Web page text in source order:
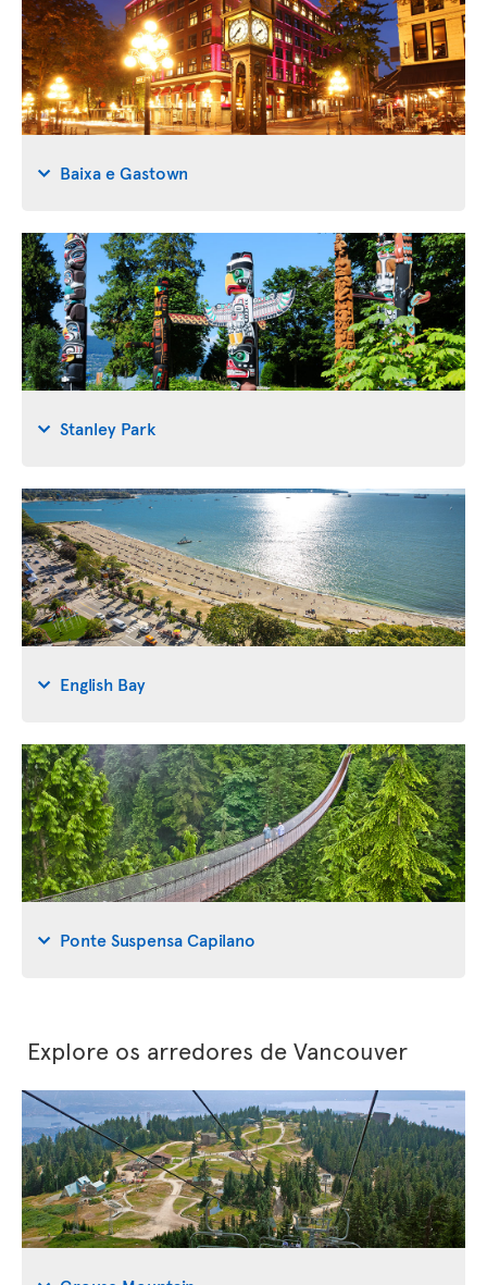
Baixa e Gastown
Stanley Park
English Bay
Ponte Suspensa Capilano
Explore os arredores de Vancouver